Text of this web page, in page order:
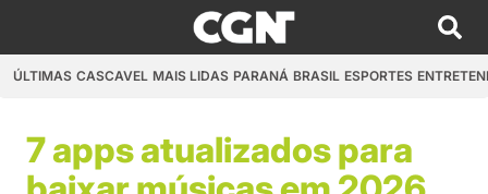
ÚLTIMAS CASCAVEL MAIS LIDAS PARANÁ BRASIL ESPORTES
7 apps atualizados para